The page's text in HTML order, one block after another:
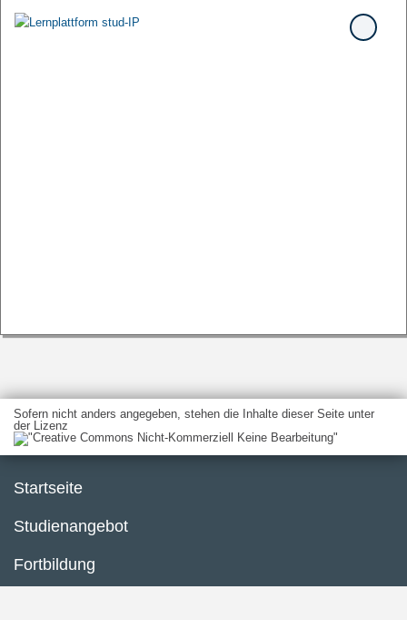
Sofern nicht anders angegeben, stehen die Inhalte dieser Seite unter
der Lizenz
Startseite
Studienangebot
Fortbildung